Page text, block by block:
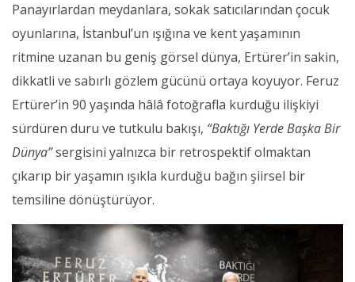
Panayırlardan meydanlara, sokak satıcılarından çocuk
oyunlarına, İstanbul’un ışığına ve kent yaşamının
ritmine uzanan bu geniş görsel dünya, Ertürer’in sakin,
dikkatli ve sabırlı gözlem gücünü ortaya koyuyor. Feruz
Ertürer’in 90 yaşında hâlâ fotoğrafla kurduğu ilişkiyi
sürdüren duru ve tutkulu bakışı, “Baktığı Yerde Başka Bir
Dünya”sergisini yalnızca bir retrospektif olmaktan
çıkarıp bir yaşamın ışıkla kurduğu bağın şiirsel bir
temsiline dönüştürüyor.